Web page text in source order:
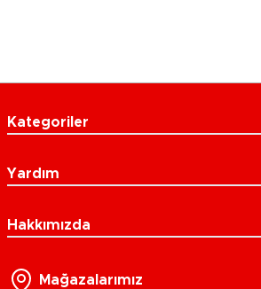
Kategoriler
Yardım
Hakkımızda
Mağazalarımız